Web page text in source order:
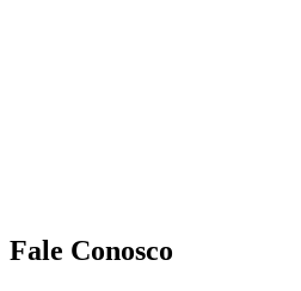
Fale Conosco